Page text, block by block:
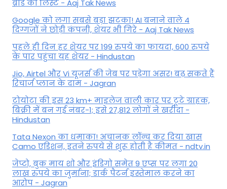
ब्रांड की लिस्ट - Aaj Tak News
Google को लगा सबसे बड़ा झटका! AI बनाने वाले 4
दिग्गजों ने छोड़ी कंपनी, शेयर भी गिरे - Aaj Tak News
पहले ही दिन हर शेयर पर 199 रुपये का फायदा, 600 रुपये
के पार पहुंचा यह शेयर - Hindustan
Jio, Airtel और Vi यूजर्स की जेब पर पड़ेगा असर! बढ़ सकते हैं
रिचार्ज प्लान के दाम - Jagran
टोयोटा की इस 23 km+ माइलेज वाली कार पर टूटे ग्राहक,
बिक्री में बन गई नंबर-1; इसे 27,812 लोगों ने खरीदा -
Hindustan
Tata Nexon का धमाका! अचानक लॉन्च कर दिया खास
Camo एडिशन, इतने रुपये से शुरू होती है कीमत - ndtv.in
जेप्टो, बुक माय शो और इंडिगो समेत 9 एप्स पर लगा 20
लाख रुपये का जुर्माना; डार्क पैटर्न इस्तेमाल करने का
आरोप - Jagran